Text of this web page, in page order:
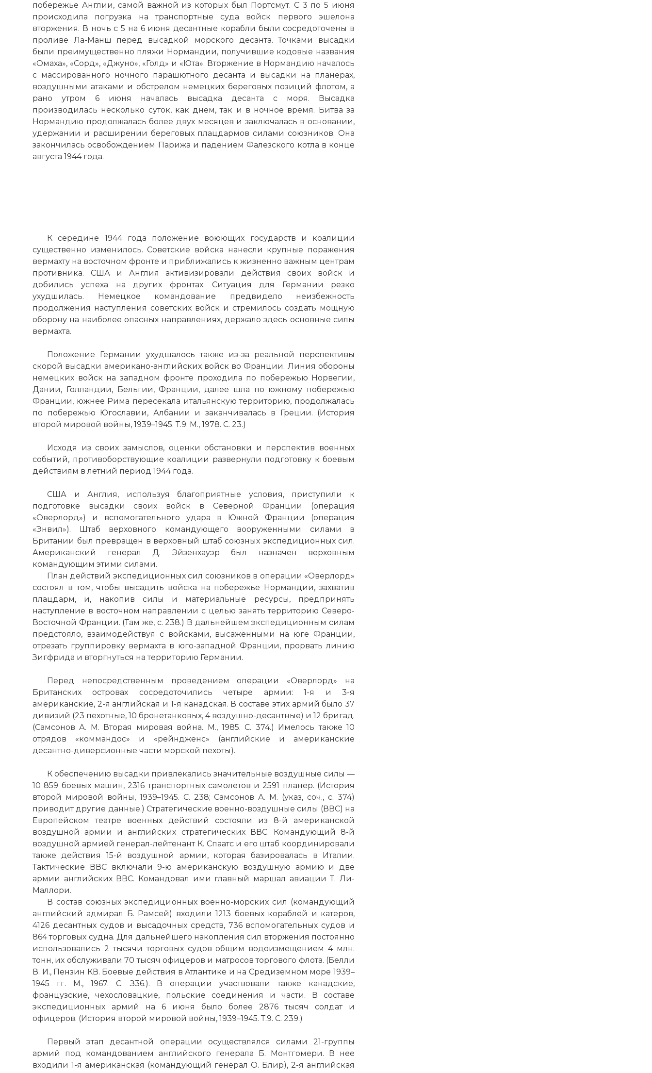
побережье Англии, самой важной из которых был Портсмут. С 3 по 5 июня
происходила погрузка на транспортные суда войск первого эшелона
вторжения. В ночь с 5 на 6 июня десантные корабли были сосредоточены в
проливе Ла-Манш перед высадкой морского десанта. Точками высадки
были преимущественно пляжи Нормандии, получившие кодовые названия
«Омаха», «Сорд», «Джуно», «Голд» и «Юта». Вторжение в Нормандию началось
с массированного ночного парашютного десанта и высадки на планерах,
воздушными атаками и обстрелом немецких береговых позиций флотом, а
рано утром 6 июня началась высадка десанта с моря. Высадка
производилась несколько суток, как днём, так и в ночное время. Битва за
Нормандию продолжалась более двух месяцев и заключалась в основании,
удержании и расширении береговых плацдармов силами союзников. Она
закончилась освобождением Парижа и падением Фалезского котла в конце
августа 1944 года.
К середине 1944 года положение воюющих государств и коалиции
существенно изменилось. Советские войска нанесли крупные поражения
вермахту на восточном фронте и приближались к жизненно важным центрам
противника. США и Англия активизировали действия своих войск и
добились успеха на других фронтах. Ситуация для Германии резко
ухудшилась. Немецкое командование предвидело неизбежность
продолжения наступления советских войск и стремилось создать мощную
оборону на наиболее опасных направлениях, держало здесь основные силы
вермахта.
Положение Германии ухудшалось также из-за реальной перспективы
скорой высадки американо-английских войск во Франции. Линия обороны
немецких войск на западном фронте проходила по побережью Норвегии,
Дании, Голландии, Бельгии, Франции, далее шла по южному побережью
Франции, южнее Рима пересекала итальянскую территорию, продолжалась
по побережью Югославии, Албании и заканчивалась в Греции. (История
второй мировой войны, 1939–1945. Т.9. М., 1978. С. 23.)
Исходя из своих замыслов, оценки обстановки и перспектив военных
событий, противоборствующие коалиции развернули подготовку к боевым
действиям в летний период 1944 года.
США и Англия, используя благоприятные условия, приступили к
подготовке высадки своих войск в Северной Франции (операция
«Оверлорд») и вспомогательного удара в Южной Франции (операция
«Энвил»). Штаб верховного командующего вооруженными силами в
Британии был превращен в верховный штаб союзных экспедиционных сил.
Американский генерал Д. Эйзенхауэр был назначен верховным
командующим этими силами.
План действий экспедиционных сил союзников в операции «Оверлорд»
состоял в том, чтобы высадить войска на побережье Нормандии, захватив
плацдарм, и, накопив силы и материальные ресурсы, предпринять
наступление в восточном направлении с целью занять территорию Северо-
Восточной Франции. (Там же, с. 238.) В дальнейшем экспедиционным силам
предстояло, взаимодействуя с войсками, высаженными на юге Франции,
отрезать группировку вермахта в юго-западной Франции, прорвать линию
Зигфрида и вторгнуться на территорию Германии.
Перед непосредственным проведением операции «Оверлорд» на
Британских островах сосредоточились четыре армии: 1-я и 3-я
американские, 2-я английская и 1-я канадская. В составе этих армий было 37
дивизий (23 пехотные, 10 бронетанковых, 4 воздушно-десантные) и 12 бригад.
(Самсонов А. М. Вторая мировая война. М., 1985. С. 374.) Имелось также 10
отрядов «коммандос» и «рейндженс» (английские и американские
десантно-диверсионные части морской пехоты).
К обеспечению высадки привлекались значительные воздушные силы —
10 859 боевых машин, 2316 транспортных самолетов и 2591 планер. (История
второй мировой войны, 1939–1945. С. 238; Самсонов А. М. (указ, соч., с. 374)
приводит другие данные.) Стратегические военно-воздушные силы (ВВС) на
Европейском театре военных действий состояли из 8-й американской
воздушной армии и английских стратегических ВВС. Командующий 8-й
воздушной армией генерал-лейтенант К. Спаатс и его штаб координировали
также действия 15-й воздушной армии, которая базировалась в Италии.
Тактические ВВС включали 9-ю американскую воздушную армию и две
армии английских ВВС. Командовал ими главный маршал авиации Т. Ли-
Маллори.
В состав союзных экспедиционных военно-морских сил (командующий
английский адмирал Б. Рамсей) входили 1213 боевых кораблей и катеров,
4126 десантных судов и высадочных средств, 736 вспомогательных судов и
864 торговых судна. Для дальнейшего накопления сил вторжения постоянно
использовались 2 тысячи торговых судов общим водоизмещением 4 млн.
тонн, их обслуживали 70 тысяч офицеров и матросов торгового флота. (Белли
В. И., Пензин КВ. Боевые действия в Атлантике и на Средиземном море 1939–
1945 гг. М., 1967. С. З36.). В операции участвовали также канадские,
французские, чехословацкие, польские соединения и части. В составе
экспедиционных армий на 6 июня было более 2876 тысяч солдат и
офицеров. (История второй мировой войны, 1939–1945. Т.9. С. 239.)
Первый этап десантной операции осуществлялся силами 21-группы
армий под командованием английского генерала Б. Монтгомери. В нее
входили 1-я американская (командующий генерал О. Блир), 2-я английская
☓
Имя:
Комментарий:
Проверочный код:
Вернуться в статью: Высадка союзных войск в Нормандии (Операция
"Оверлорд")